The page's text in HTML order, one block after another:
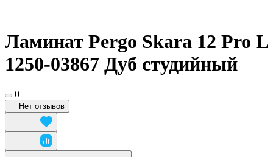
Ламинат Pergo Skara 12 Pro L
1250-03867 Дуб студийный
0
Нет отзывов